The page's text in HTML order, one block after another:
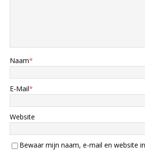
Naam*
E-Mail*
Website
Bewaar mijn naam, e-mail en website